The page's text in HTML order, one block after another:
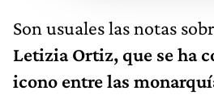
Son usuales las notas
Letizia Ortiz, que se ha
icono entre las